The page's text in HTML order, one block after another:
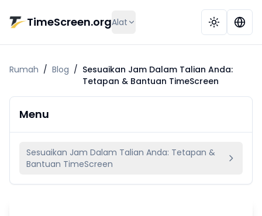
TimeScreen.orgAlat
Rumah / Blog / Sesuaikan Jam Dalam Talian Anda:
Tetapan & Bantuan TimeScreen
Menu
Sesuaikan Jam Dalam Talian Anda: Tetapan &
Bantuan TimeScreen